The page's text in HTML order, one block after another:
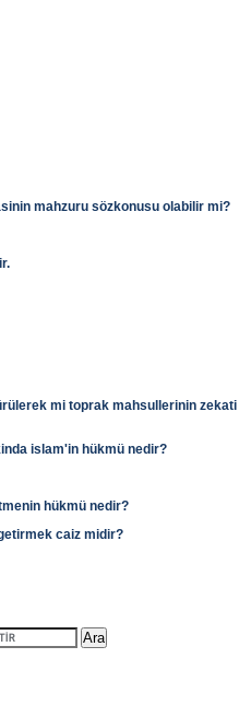
mahzuru sözkonusu olabilir mi?
mi toprak mahsullerinin zekati
islam'in hükmü nedir?
hükmü nedir?
caiz midir?